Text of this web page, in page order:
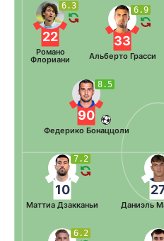
6.9
33
Альберто Грасси
6.3
22
Романо
Флориани
8.5
90
Федерико Бонаццоли
6.2
7.2
10
Маттиа Дзакканьи Даниэль